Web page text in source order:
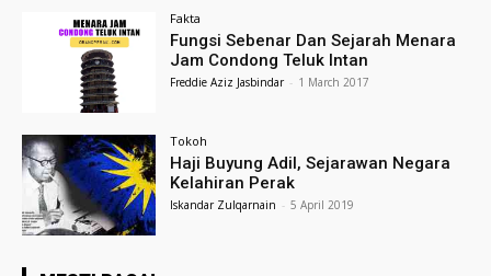
Fakta
Fungsi Sebenar Dan Sejarah Menara
Jam Condong Teluk Intan
Freddie Aziz Jasbindar - 1 March 2017
Tokoh
Haji Buyung Adil, Sejarawan Negara
Kelahiran Perak
Iskandar Zulqarnain - 5 April 2019